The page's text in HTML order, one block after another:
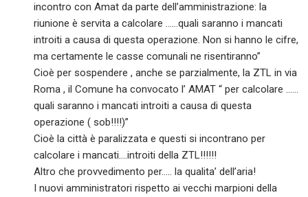
incontro con Amat da parte dell’amministrazione: la
riunione è servita a calcolare ……quali saranno i mancati
introiti a causa di questa operazione. Non si hanno le cifre,
ma certamente le casse comunali ne risentiranno”
Cioè per sospendere , anche se parzialmente, la ZTL in via
Roma , il Comune ha convocato l’ AMAT “ per calcolare ……
quali saranno i mancati introiti a causa di questa
operazione ( sob!!!!)”
Cioè la città è paralizzata e questi si incontrano per
calcolare i mancati….introiti della ZTL!!!!!!
Altro che provvedimento per….. la qualita’ dell’aria!
I nuovi amministratori rispetto ai vecchi marpioni della